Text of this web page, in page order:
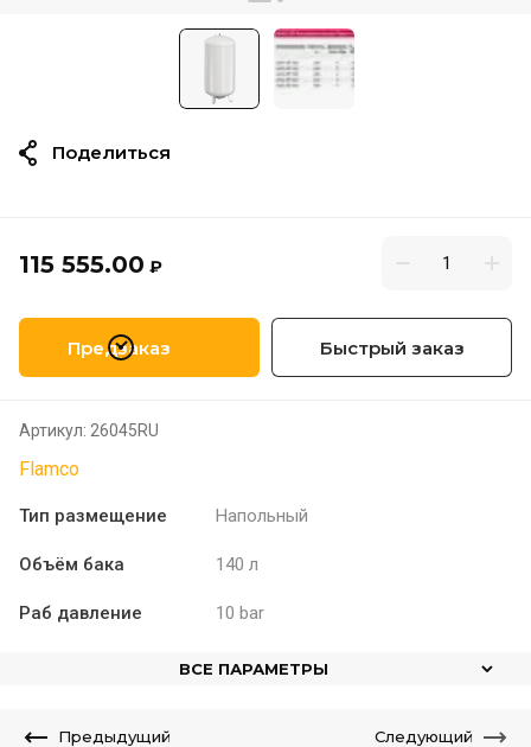
115 555.00 ₽
Предзаказ Быстрый заказ
Артикул: 26045RU
Flamco
Тип размещение Напольный
Объём бака 140 л
Раб давление 10 bar
ВСЕ ПАРАМЕТРЫ
Поделиться
Предыдущий Следующий